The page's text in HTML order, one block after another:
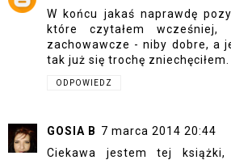
W końcu jakaś naprawdę
które czytałem wcześniej,
zachowawcze - niby dobre, a
tak już się trochę
ODPOWIEDZ
GOSIA B 7 marca 2014 20:44
Ciekawa jestem tej